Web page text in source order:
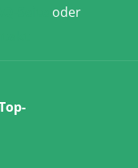
oder